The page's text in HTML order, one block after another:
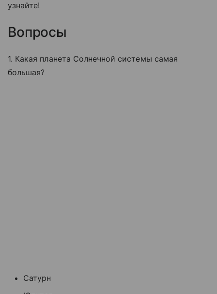
узнайте!
Вопросы
1. Какая планета Солнечной системы самая
большая?
Сатурн